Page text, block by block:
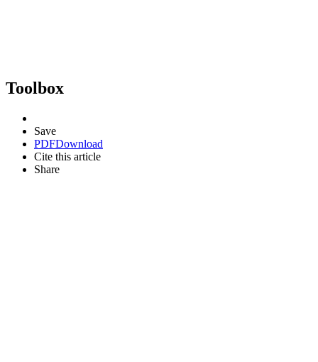
Toolbox
Save
PDFDownload
Cite this article
Share